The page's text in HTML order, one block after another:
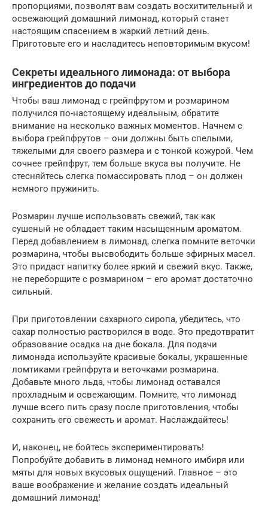
пропорциями, позволят вам создать восхитительный и
освежающий домашний лимонад, который станет
настоящим спасением в жаркий летний день.
Приготовьте его и насладитесь неповторимым вкусом!
Секреты идеального лимонада: от выбора
ингредиентов до подачи
Чтобы ваш лимонад с грейпфрутом и розмарином
получился по-настоящему идеальным, обратите
внимание на несколько важных моментов. Начнем с
выбора грейпфрутов – они должны быть спелыми,
тяжелыми для своего размера и с тонкой кожурой. Чем
сочнее грейпфрут, тем больше вкуса вы получите. Не
стесняйтесь слегка помассировать плод – он должен
немного пружинить.
Розмарин лучше использовать свежий, так как
сушеный не обладает таким насыщенным ароматом.
Перед добавлением в лимонад, слегка помните веточки
розмарина, чтобы высвободить больше эфирных масел.
Это придаст напитку более яркий и свежий вкус. Также,
не переборщите с розмарином – его аромат достаточно
сильный.
При приготовлении сахарного сиропа, убедитесь, что
сахар полностью растворился в воде. Это предотвратит
образование осадка на дне бокала. Для подачи
лимонада используйте красивые бокалы, украшенные
ломтиками грейпфрута и веточками розмарина.
Добавьте много льда, чтобы лимонад оставался
прохладным и освежающим. Помните, что лимонад
лучше всего пить сразу после приготовления, чтобы
сохранить его свежесть и аромат. Наслаждайтесь!
И, наконец, не бойтесь экспериментировать!
Попробуйте добавить в лимонад немного имбиря или
мяты для новых вкусовых ощущений. Главное – это
ваше воображение и желание создать идеальный
домашний лимонад!